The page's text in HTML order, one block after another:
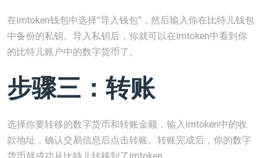
在imtoken钱包中选择“导入钱包”，然后输入你在比特儿钱包
中备份的私钥。导入私钥后，你就可以在imtoken中看到你
的比特儿账户中的数字货币了。
步骤三：转账
选择你要转移的数字货币和转账金额，输入imtoken中的收
款地址，确认交易信息后点击转账。转账完成后，你的数字